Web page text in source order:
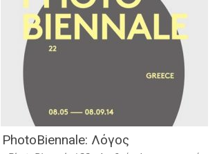
PhotoBiennale: Λόγος